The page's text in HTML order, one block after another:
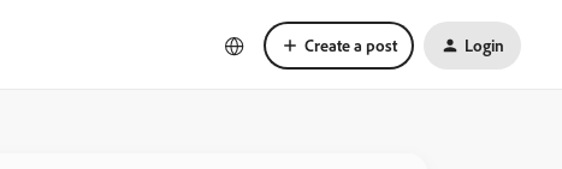
Create a post Login